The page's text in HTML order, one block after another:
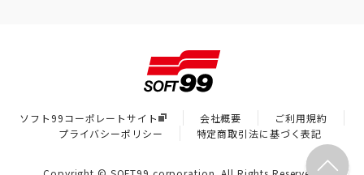
ソフト99コーポレートサイト 会社概要
ご利用規約
プライバシーポリシー
特定商取引法に基づく表記